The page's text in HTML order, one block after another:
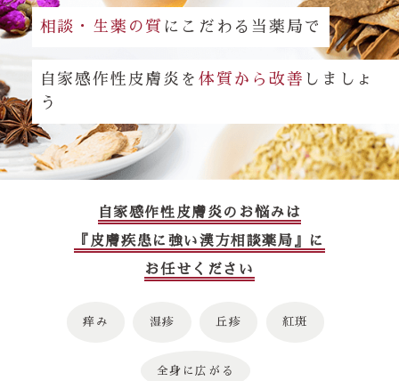
相談・生薬の質 にこだわる当薬局で
自家感作性皮膚炎を 体質から改善 しましょ
う
自家感作性皮膚炎のお悩みは
『皮膚疾患に強い漢方相談薬局』に
お任せください
痒み 湿疹 丘疹 紅斑
全身に広がる